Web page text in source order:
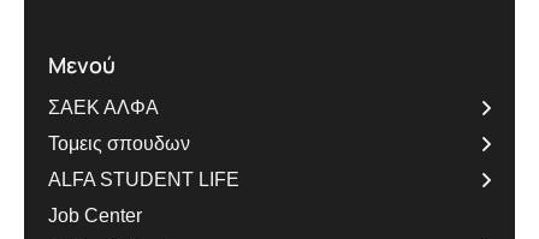
Μενού
ΣΑΕΚ ΑΛΦΑ
Τομεις σπουδων
ALFA STUDENT LIFE
Job Center